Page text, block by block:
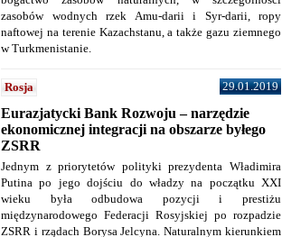
zasobów wodnych rzek Amu-darii i Syr-darii, ropy
naftowej na terenie Kazachstanu, a także gazu ziemnego
w Turkmenistanie.
Rosja 29.01.2019
Eurazjatycki Bank Rozwoju – narzędzie
ekonomicznej integracji na obszarze byłego
ZSRR
Jednym z priorytetów polityki prezydenta Władimira
Putina po jego dojściu do władzy na początku XXI
wieku była odbudowa pozycji i prestiżu
międzynarodowego Federacji Rosyjskiej po rozpadzie
ZSRR i rządach Borysa Jelcyna. Naturalnym kierunkiem